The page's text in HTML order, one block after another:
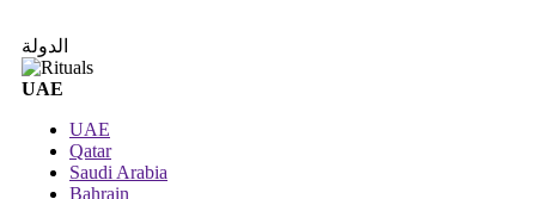
الدولة
UAE
UAE
Qatar
Saudi Arabia
Bahrain